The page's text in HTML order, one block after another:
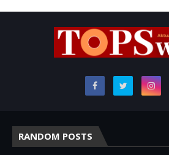
RANDOM POSTS